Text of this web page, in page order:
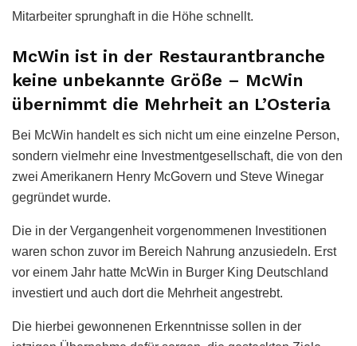
Mitarbeiter sprunghaft in die Höhe schnellt.
McWin ist in der Restaurantbranche
keine unbekannte Größe – McWin
übernimmt die Mehrheit an L’Osteria
Bei McWin handelt es sich nicht um eine einzelne Person,
sondern vielmehr eine Investmentgesellschaft, die von den
zwei Amerikanern Henry McGovern und Steve Winegar
gegründet wurde.
Die in der Vergangenheit vorgenommenen Investitionen
waren schon zuvor im Bereich Nahrung anzusiedeln. Erst
vor einem Jahr hatte McWin in Burger King Deutschland
investiert und auch dort die Mehrheit angestrebt.
Die hierbei gewonnenen Erkenntnisse sollen in der